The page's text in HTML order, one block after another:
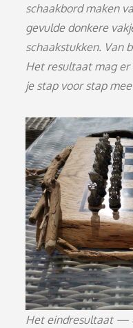
schaakbord maken
gevulde donkere
schaakstukken. Van
Het resultaat mag er
je stap voor stap
Het eindresultaat —